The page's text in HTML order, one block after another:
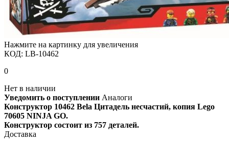
Нажмите на картинку для увеличения
КОД: LB-10462
0
Нет в наличии
Уведомить о поступлении Аналоги
Конструктор 10462 Bela Цитадель несчастий, копия Lego
70605 NINJA GO.
Конструктор состоит из 757 деталей.
Доставка